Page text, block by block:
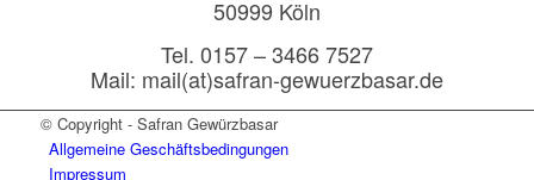
50999 Köln
Tel. 0157 – 3466 7527
Mail: mail(at)safran-gewuerzbasar.de
© Copyright - Safran Gewürzbasar
Allgemeine Geschäftsbedingungen
Impressum